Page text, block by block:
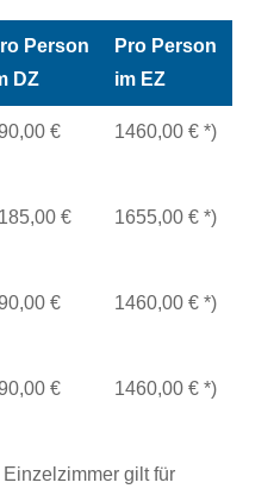
Person
DZ
Pro Person
im EZ
€ 1460,00 € *)
€ 1655,00 € *)
€ 1460,00 € *)
€ 1460,00 € *)
gilt für